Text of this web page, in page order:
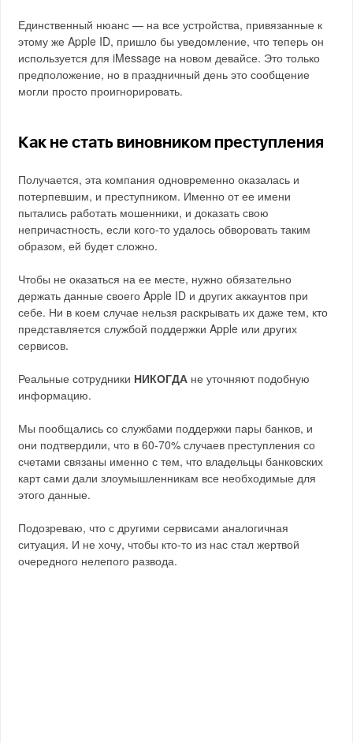
Единственный нюанс — на все устройства, привязанные к
этому же Apple ID, пришло бы уведомление, что теперь он
используется для iMessage на новом девайсе. Это только
предположение, но в праздничный день это сообщение
могли просто проигнорировать.
Как не стать виновником преступления
Получается, эта компания одновременно оказалась и
потерпевшим, и преступником. Именно от ее имени
пытались работать мошенники, и доказать свою
непричастность, если кого-то удалось обворовать таким
образом, ей будет сложно.
Чтобы не оказаться на ее месте, нужно обязательно
держать данные своего Apple ID и других аккаунтов при
себе. Ни в коем случае нельзя раскрывать их даже тем, кто
представляется службой поддержки Apple или других
сервисов.
Реальные сотрудники НИКОГДА не уточняют подобную
информацию.
Мы пообщались со службами поддержки пары банков, и
они подтвердили, что в 60-70% случаев преступления со
счетами связаны именно с тем, что владельцы банковских
карт сами дали злоумышленникам все необходимые для
этого данные.
Подозреваю, что с другими сервисами аналогичная
ситуация. И не хочу, чтобы кто-то из нас стал жертвой
очередного нелепого развода.